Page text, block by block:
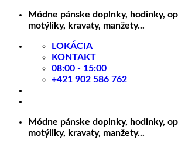
Skip
Módne pánske doplnky, hodinky,
motýliky, kravaty, manžety...
LOKÁCIA
KONTAKT
08:00 - 15:00
+421 902 586 762
Módne pánske doplnky, hodinky,
motýliky, kravaty, manžety...